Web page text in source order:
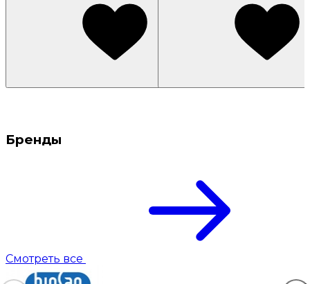
Бренды
Смотреть все